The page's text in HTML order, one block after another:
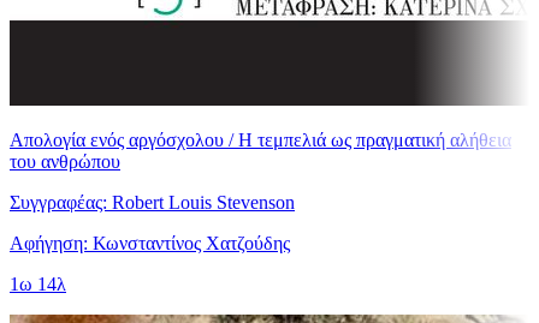
Απολογία ενός αργόσχολου / Η τεμπελιά ως πραγματική αλήθεια
του ανθρώπου
Συγγραφέας: Robert Louis Stevenson
Αφήγηση: Κωνσταντίνος Χατζούδης
1ω 14λ